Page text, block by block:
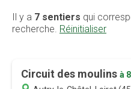
Il y a 7 sentiers qui
recherche. Réinitialiser
Circuit des moulins à